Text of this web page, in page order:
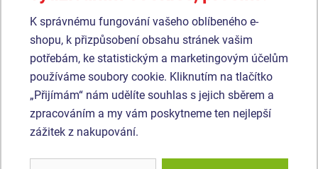
Podobnézboží
Produkt - WS-8002K-10
Street workoutová
sestava - celokovová
Produkt - WP-8005K-10
Street workoutový
prvek - celokovový
K správnému fungování vašeho oblíbeného e-
shopu, k přizpůsobení obsahu stránek vašim
potřebám, ke statistickým a marketingovým účelům
používáme soubory cookie. Kliknutím na tlačítko
„Přijímám“ nám udělíte souhlas s jejich sběrem a
zpracováním a my vám poskytneme ten nejlepší
zážitek z nakupování.